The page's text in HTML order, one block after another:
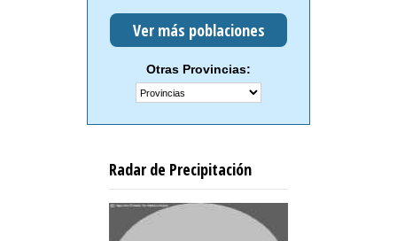
Ver más poblaciones
Otras Provincias:
Radar de Precipitación